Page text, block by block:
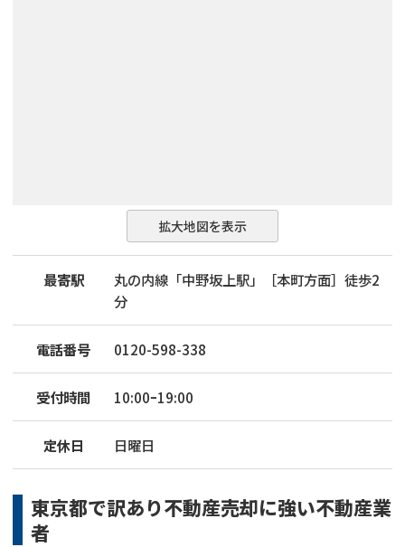
拡大地図を表示
最寄駅
丸の内線「中野坂上駅」［本町方面］徒歩2
分
電話番号 0120-598-338
受付時間 10:00ｰ19:00
定休日 日曜日
東京都で訳あり不動産売却に強い不動産業
者